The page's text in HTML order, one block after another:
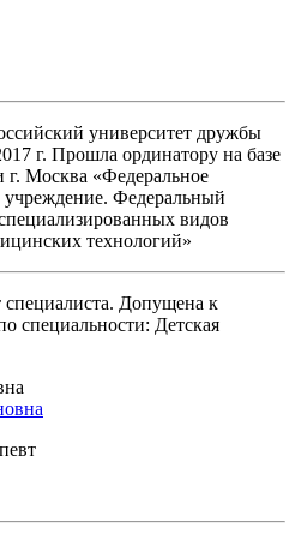
университет дружбы
г. Прошла ординатору на базе
«Федеральное
учреждение. Федеральный
видов
технологий»
специалиста. Допущена к
специальности: Детская